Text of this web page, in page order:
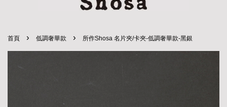
首頁 › 低調奢華款 › 所作Shosa 名片夾/卡夾-低調奢華款-黑銀